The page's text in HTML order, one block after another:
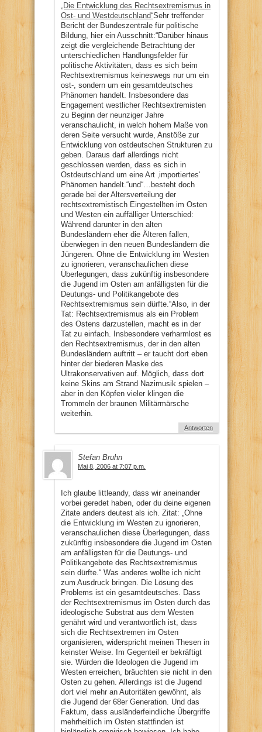
„Die Entwicklung des Rechtsextremismus in
Ost- und Westdeutschland“Sehr treffender
Bericht der Bundeszentrale für politische
Bildung, hier ein Ausschnitt:“Darüber hinaus
zeigt die vergleichende Betrachtung der
unterschiedlichen Handlungsfelder für
politische Aktivitäten, dass es sich beim
Rechtsextremismus keineswegs nur um ein
ost-, sondern um ein gesamtdeutsches
Phänomen handelt. Insbesondere das
Engagement westlicher Rechtsextremisten
zu Beginn der neunziger Jahre
veranschaulicht, in welch hohem Maße von
deren Seite versucht wurde, Anstöße zur
Entwicklung von ostdeutschen Strukturen zu
geben. Daraus darf allerdings nicht
geschlossen werden, dass es sich in
Ostdeutschland um eine Art ‚importiertes‘
Phänomen handelt.“und“…besteht doch
gerade bei der Altersverteilung der
rechtsextremistisch Eingestellten im Osten
und Westen ein auffälliger Unterschied:
Während darunter in den alten
Bundesländern eher die Älteren fallen,
überwiegen in den neuen Bundesländern die
Jüngeren. Ohne die Entwicklung im Westen
zu ignorieren, veranschaulichen diese
Überlegungen, dass zukünftig insbesondere
die Jugend im Osten am anfälligsten für die
Deutungs- und Politikangebote des
Rechtsextremismus sein dürfte.“Also, in der
Tat: Rechtsextremismus als ein Problem
des Ostens darzustellen, macht es in der
Tat zu einfach. Insbesondere verharmlost es
den Rechtsextremismus, der in den alten
Bundesländern auftritt – er taucht dort eben
hinter der biederen Maske des
Ultrakonservativen auf. Möglich, dass dort
keine Skins am Strand Nazimusik spielen –
aber in den Köpfen vieler klingen die
Trommeln der braunen Militärmärsche
weiterhin.
Antworten
Stefan Bruhn
Mai 8, 2006 at 7:07 p.m.
Ich glaube littleandy, dass wir aneinander
vorbei geredet haben, oder du deine eigenen
Zitate anders deutest als ich. Zitat: „Ohne
die Entwicklung im Westen zu ignorieren,
veranschaulichen diese Überlegungen, dass
zukünftig insbesondere die Jugend im Osten
am anfälligsten für die Deutungs- und
Politikangebote des Rechtsextremismus
sein dürfte.“ Was anderes wollte ich nicht
zum Ausdruck bringen. Die Lösung des
Problems ist ein gesamtdeutsches. Dass
der Rechtsextremismus im Osten durch das
ideologische Substrat aus dem Westen
genährt wird und verantwortlich ist, dass
sich die Rechtsextremen im Osten
organisieren, widerspricht meinen Thesen in
keinster Weise. Im Gegenteil er bekräftigt
sie. Würden die Ideologen die Jugend im
Westen erreichen, bräuchten sie nicht in den
Osten zu gehen. Allerdings ist die Jugend
dort viel mehr an Autoritäten gewöhnt, als
die Jugend der 68er Generation. Und das
Faktum, dass ausländerfeindliche Übergriffe
mehrheitlich im Osten stattfinden ist